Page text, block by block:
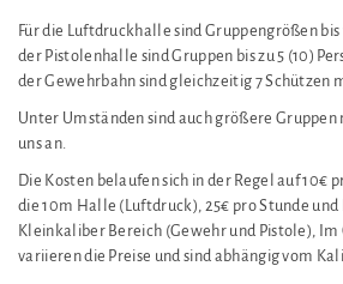
Für die Luftdruckhalle sind Gruppengrößen bis
der Pistolenhalle sind Gruppen bis zu 5 (10)
der Gewehrbahn sind gleichzeitig 7 Schützen
Unter Umständen sind auch größere Gruppen
uns an.
Die Kosten belaufen sich in der Regel auf 10€
die 10m Halle (Luftdruck), 25€ pro Stunde und
Kleinkaliber Bereich (Gewehr und Pistole),
variieren die Preise und sind abhängig vom